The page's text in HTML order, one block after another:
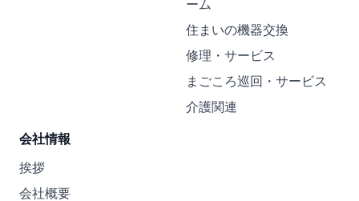
ーム
住まいの機器交換
修理・サービス
まごころ巡回・サービス
介護関連
会社情報
挨拶
会社概要